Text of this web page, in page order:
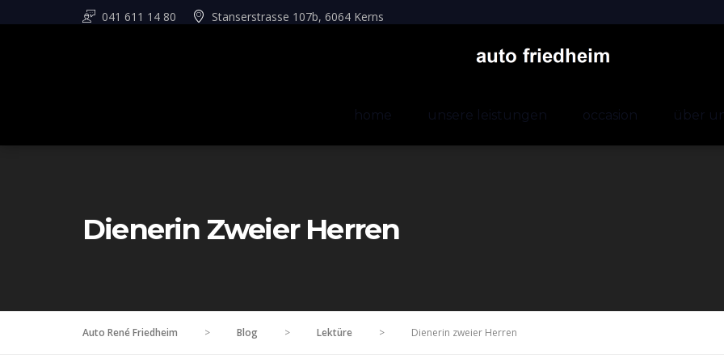
041 611 14 80 Stanserstrasse 107b, 6064 Kerns
home unsere leistungen occasion über
Dienerin Zweier Herren
Auto René Friedheim > Blog > Lektüre > Dienerin zweier Herren